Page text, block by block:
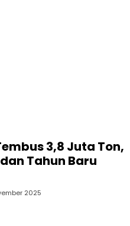
3,8 Juta Ton,
Tahun Baru
2025